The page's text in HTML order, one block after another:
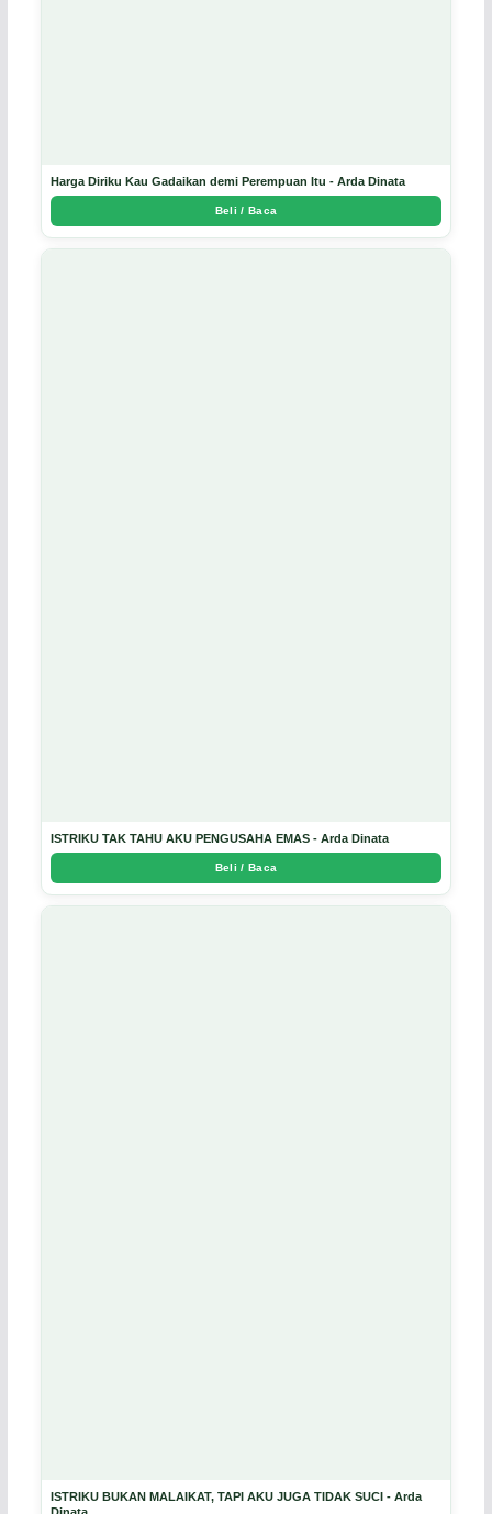
Harga Diriku Kau Gadaikan demi Perempuan Itu - Arda Dinata
Beli / Baca
ISTRIKU TAK TAHU AKU PENGUSAHA EMAS - Arda Dinata
Beli / Baca
ISTRIKU BUKAN MALAIKAT, TAPI AKU JUGA TIDAK SUCI - Arda